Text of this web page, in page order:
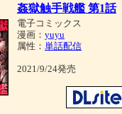
姦獄触手戦艦 第1話
電子コミックス
漫画： yuyu
属性： 単話配信
2021/9/24発売